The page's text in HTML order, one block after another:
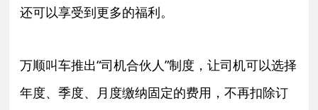
还可以享受到更多的福利。
万顺叫车推出“司机合伙人”制度，让司机可以选择
年度、季度、月度缴纳固定的费用，不再扣除订